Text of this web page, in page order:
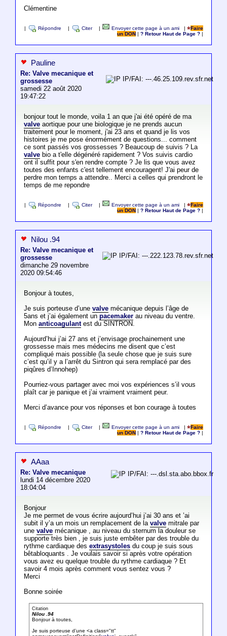
Clémentine
Répondre Citer Envoyer cette page à un ami |
Faire
un DON
|? Retour Haut de Page ?
Pauline
Re: Valve mecanique et
grossesse
samedi 22 août 2020
19:47:22
IP/FAI: ---.46.25.109.rev.sfr.net
bonjour tout le monde, voila 1 an que j'ai été opéré de ma
valveaortique pour une biologique je ne prends aucun
traitement pour le moment, j'ai 23 ans et quand je lis vos
histoires je me pose énormément de questions... comment
ce sont passés vos grossesses ? Beaucoup de suivis ? La
valvebio a t'elle dégénéré rapidement ? Vos suivis cardio
ont il suffit pour s'en rendre compte ? Je lis que vous avez
toutes des enfants c'est tellement encouragent! J'ai peur de
perdre mon temps a attendre.. Merci a celles qui prendront le
temps de me repondre
Répondre Citer Envoyer cette page à un ami |
Faire
un DON
|? Retour Haut de Page ?
Nilou .94
Re: Valve mecanique et
grossesse
dimanche 29 novembre
2020 09:54:46
IP/FAI: ---.222.123.78.rev.sfr.net
Bonjour à toutes,
Je suis porteuse d’une valvemécanique depuis l’âge de
5ans et j’ai également un pacemakerau niveau du ventre.
Mon anticoagulantest du SINTRON.
Aujourd’hui j’ai 27 ans et j’envisage prochainement une
grossesse mais mes médecins me disent que c’est
compliqué mais possible (la seule chose que je suis sure
c’est qu’il y a l’arrêt du Sintron qui sera remplacé par des
piqûres d’Innohep)
Pourriez-vous partager avec moi vos expériences s’il vous
plaît car je panique et j’ai vraiment vraiment peur.
Merci d’avance pour vos réponses et bon courage à toutes
Répondre Citer Envoyer cette page à un ami |
Faire
un DON
|? Retour Haut de Page ?
AAaa
Re: Valve mecanique
lundi 14 décembre 2020
18:04:04
IP/FAI: ---.dsl.sta.abo.bbox.fr
Bonjour
Je me permet de vous écrire aujourd’hui j’ai 30 ans et ’ai
subit il y’a un mois un remplacement de la valvemitrale par
une valvemécanique , au niveau du sternum la douleur se
supporte très bien , je suis juste embêter par des trouble du
rythme cardiaque des extrasystolesdu coup je suis sous
bêtabloquants . Je voulais savoir si après votre opération
vous avez eu quelque trouble du rythme cardiaque ? Et
savoir 4 mois après comment vous sentez vous ?
Merci
Bonne soirée
Citation
Nilou .94
Bonjour à toutes,
Je suis porteuse d’une <a class="tt"